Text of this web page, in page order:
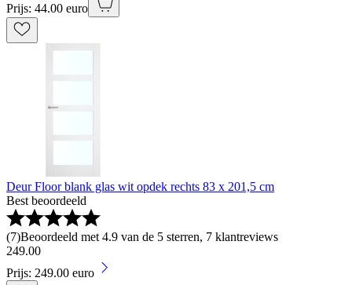
Prijs: 44.00 euro
Deur Floor blank glas wit opdek rechts 83 x 201,5 cm
Best beoordeeld
(7)Beoordeeld met 4.9 van de 5 sterren, 7 klantreviews
249.00
Prijs: 249.00 euro